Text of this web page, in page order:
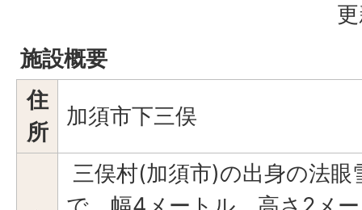
施設概要
住
所
加須市下三俣
三俣村(加須市)の出身の法眼